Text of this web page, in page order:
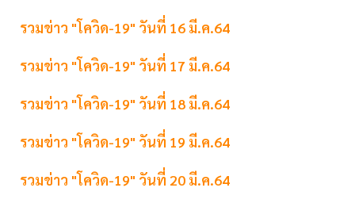
รวมข่าว "โควิด-19" วันที่ 16 มี.ค.64
รวมข่าว "โควิด-19" วันที่ 17 มี.ค.64
รวมข่าว "โควิด-19" วันที่ 18 มี.ค.64
รวมข่าว "โควิด-19" วันที่ 19 มี.ค.64
รวมข่าว "โควิด-19" วันที่ 20 มี.ค.64